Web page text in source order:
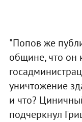
"Попов же
общине, что он
уничтожение
и что?
подчеркнул